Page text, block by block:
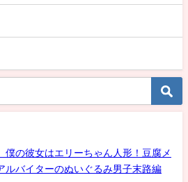
の彼女はエリーちゃん人形！豆腐メ
ルバイターのぬいぐるみ男子末路編